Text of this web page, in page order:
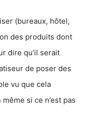
(bureaux, hôtel,
des produits dont
dire qu’il serait
de poser des
vu que cela
si ce n’est pas